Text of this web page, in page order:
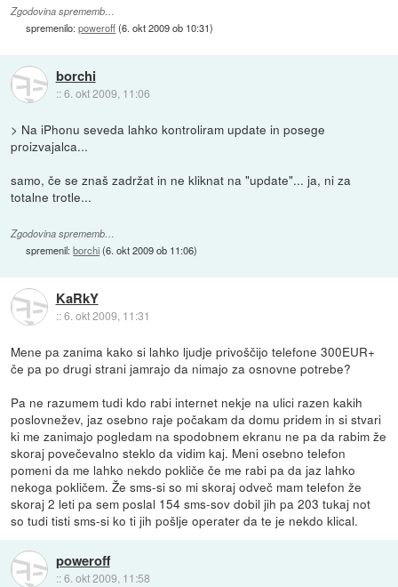
Zgodovina sprememb…
spremenilo:poweroff(6. okt 2009 ob 10:31)
borchi
::6. okt 2009, 11:06
> Na iPhonu seveda lahko kontroliram update in posege
proizvajalca...
samo, če se znaš zadržat in ne kliknat na "update"... ja, ni za
totalne trotle...
Zgodovina sprememb…
spremenil:borchi(6. okt 2009 ob 11:06)
KaRkY
::6. okt 2009, 11:31
Mene pa zanima kako si lahko ljudje privoščijo telefone 300EUR+
če pa po drugi strani jamrajo da nimajo za osnovne potrebe?
Pa ne razumem tudi kdo rabi internet nekje na ulici razen kakih
poslovnežev, jaz osebno raje počakam da domu pridem in si stvari
ki me zanimajo pogledam na spodobnem ekranu ne pa da rabim že
skoraj povečevalno steklo da vidim kaj. Meni osebno telefon
pomeni da me lahko nekdo pokliče če me rabi pa da jaz lahko
nekoga pokličem. Že sms-si so mi skoraj odveč mam telefon že
skoraj 2 leti pa sem poslal 154 sms-sov dobil jih pa 203 tukaj not
so tudi tisti sms-si ko ti jih pošlje operater da te je nekdo klical.
poweroff
::6. okt 2009, 11:58